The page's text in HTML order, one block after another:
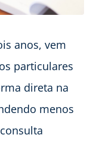
anos, vem
particulares
direta na
menos